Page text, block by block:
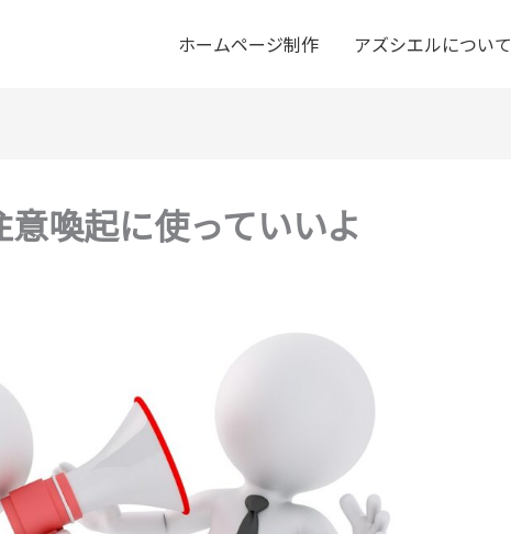
ホームページ制作 アズシエルについて
喚起に使っていいよ